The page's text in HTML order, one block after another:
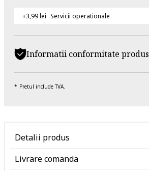
+3,99 lei Servicii operationale
Informatii conformitate produs
Pretul include TVA.
Detalii produs
Livrare comanda